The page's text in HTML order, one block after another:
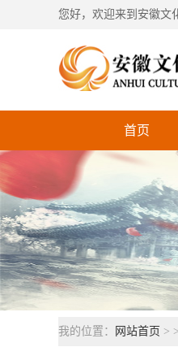
您好，欢迎来到安徽文
首页
我的位置： 网站首页 > >